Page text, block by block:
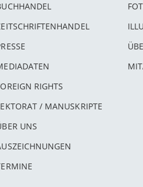
RIGHTS
/ MANUSKRIPTE
UNS